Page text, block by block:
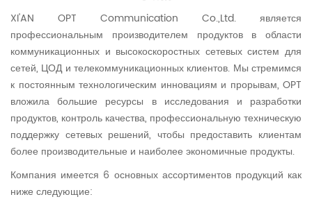
XI'AN OPT Communication Co.,Ltd. является
профессиональным производителем продуктов в области
коммуникационных и высокоскоростных сетевых систем для
сетей, ЦОД и телекоммуникационных клиентов. Мы стремимся
к постоянным технологическим инновациям и прорывам, OPT
вложила большие ресурсы в исследования и разработки
продуктов, контроль качества, профессиональную техническую
поддержку сетевых решений, чтобы предоставить клиентам
более производительные и наиболее экономичные продукты.
Компания имеется 6 основных ассортиментов продукций как
ниже следующие: